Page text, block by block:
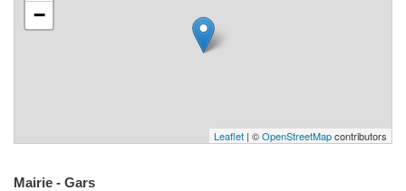
−
Leaflet | ©OpenStreetMapcontributors
Mairie - Gars